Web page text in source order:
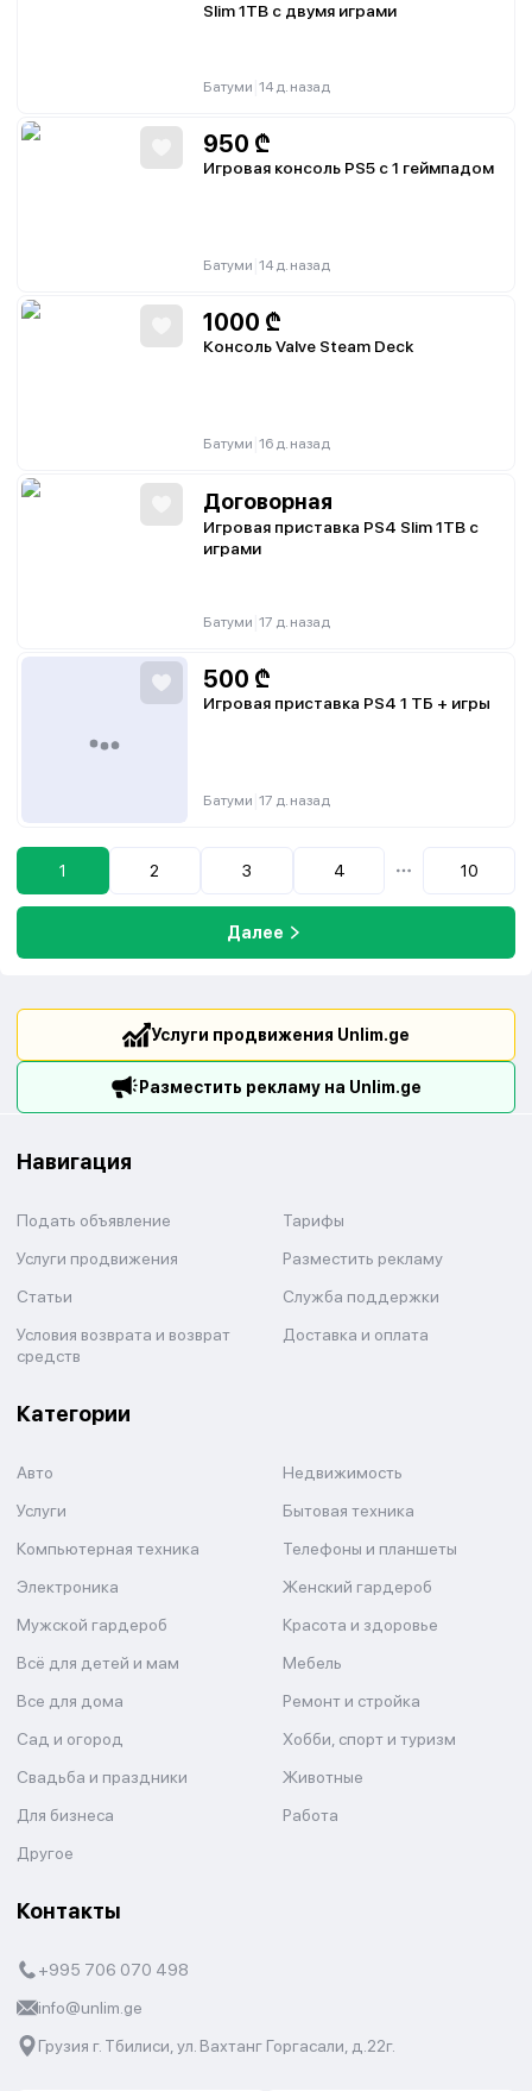
Slim 1TB с двумя играми
Батуми 14 д. назад
950 ₾
Игровая консоль PS5 с 1 геймпадом
Батуми 14 д. назад
1000 ₾
Консоль Valve Steam Deck
Батуми 16 д. назад
Договорная
Игровая приставка PS4 Slim 1TB с
играми
Батуми 17 д. назад
500 ₾
Игровая приставка PS4 1 ТБ + игры
Батуми 17 д. назад
1 2 3 4 ... 10
Далее
Услуги продвижения Unlim.ge
Разместить рекламу на Unlim.ge
Навигация
Подать объявление
Тарифы
Услуги продвижения
Разместить рекламу
Статьи
Служба поддержки
Условия возврата и возврат
средств
Доставка и оплата
Категории
Авто
Недвижимость
Услуги
Бытовая техника
Компьютерная техника
Телефоны и планшеты
Электроника
Женский гардероб
Мужской гардероб
Красота и здоровье
Всё для детей и мам
Мебель
Все для дома
Ремонт и стройка
Сад и огород
Хобби, спорт и туризм
Свадьба и праздники
Животные
Для бизнеса
Работа
Другое
Контакты
+995 706 070 498
info@unlim.ge
Грузия г. Тбилиси, ул. Вахтанг Горгасали, д.22г.